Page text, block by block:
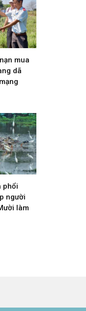
mua
dã
phổi
người
làm